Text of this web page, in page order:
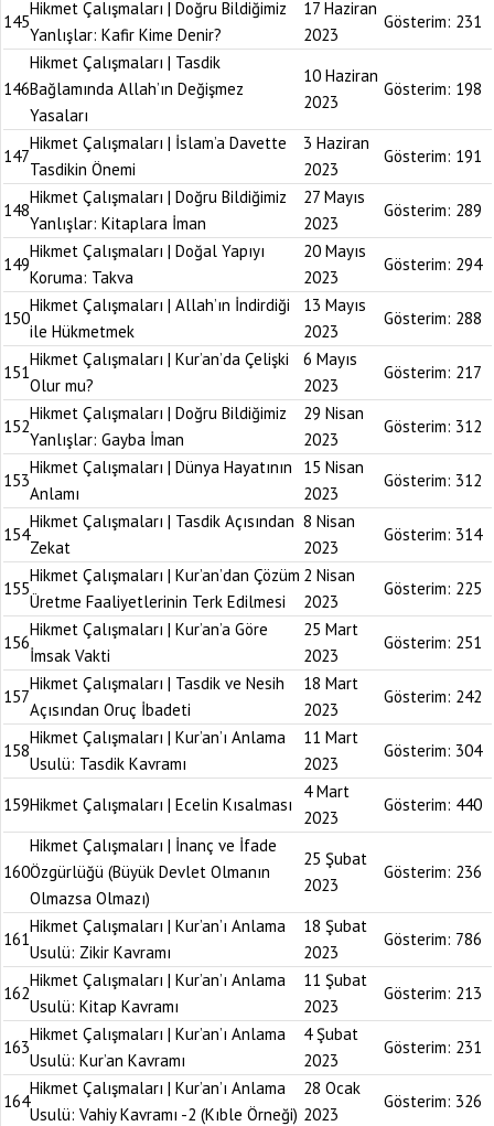
145
Hikmet Çalışmaları | Doğru Bildiğimiz
Yanlışlar: Kafir Kime Denir?
17 Haziran
2023
Gösterim: 231
146
Hikmet Çalışmaları | Tasdik
Bağlamında Allah’ın Değişmez
Yasaları
10 Haziran
2023
Gösterim: 198
147
Hikmet Çalışmaları | İslam’a Davette
Tasdikin Önemi
3 Haziran
2023
Gösterim: 191
148
Hikmet Çalışmaları | Doğru Bildiğimiz
Yanlışlar: Kitaplara İman
27 Mayıs
2023
Gösterim: 289
149
Hikmet Çalışmaları | Doğal Yapıyı
Koruma: Takva
20 Mayıs
2023
Gösterim: 294
150
Hikmet Çalışmaları | Allah’ın İndirdiği
ile Hükmetmek
13 Mayıs
2023
Gösterim: 288
151
Hikmet Çalışmaları | Kur’an’da Çelişki
Olur mu?
6 Mayıs
2023
Gösterim: 217
152
Hikmet Çalışmaları | Doğru Bildiğimiz
Yanlışlar: Gayba İman
29 Nisan
2023
Gösterim: 312
153
Hikmet Çalışmaları | Dünya Hayatının
Anlamı
15 Nisan
2023
Gösterim: 312
154
Hikmet Çalışmaları | Tasdik Açısından
Zekat
8 Nisan
2023
Gösterim: 314
155
Hikmet Çalışmaları | Kur’an’dan Çözüm
Üretme Faaliyetlerinin Terk Edilmesi
2 Nisan
2023
Gösterim: 225
156
Hikmet Çalışmaları | Kur’an’a Göre
İmsak Vakti
25 Mart
2023
Gösterim: 251
157
Hikmet Çalışmaları | Tasdik ve Nesih
Açısından Oruç İbadeti
18 Mart
2023
Gösterim: 242
158
Hikmet Çalışmaları | Kur’an’ı Anlama
Usulü: Tasdik Kavramı
11 Mart
2023
Gösterim: 304
159Hikmet Çalışmaları | Ecelin Kısalması
4 Mart
2023
Gösterim: 440
160
Hikmet Çalışmaları | İnanç ve İfade
Özgürlüğü (Büyük Devlet Olmanın
Olmazsa Olmazı)
25 Şubat
2023
Gösterim: 236
161
Hikmet Çalışmaları | Kur’an’ı Anlama
Usulü: Zikir Kavramı
18 Şubat
2023
Gösterim: 786
162
Hikmet Çalışmaları | Kur’an’ı Anlama
Usulü: Kitap Kavramı
11 Şubat
2023
Gösterim: 213
163
Hikmet Çalışmaları | Kur’an’ı Anlama
Usulü: Kur’an Kavramı
4 Şubat
2023
Gösterim: 231
164
Hikmet Çalışmaları | Kur’an’ı Anlama
Usulü: Vahiy Kavramı -2 (Kıble Örneği)
28 Ocak
2023
Gösterim: 326